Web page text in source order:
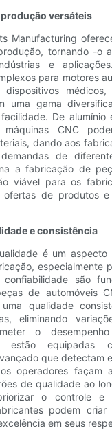
versáteis
Manufacturing
tornando -o
e
para motores
dispositivos
uma gama
De
CNC
dando aos
de
a fabricação de
viável para os
ofertas de produtos
e consistência
é um
especialmente
são
de automóveis
qualidade
eliminando
o
estão equipadas
que detectam
operadores façam
de qualidade ao
o controle e
podem criar
em seus